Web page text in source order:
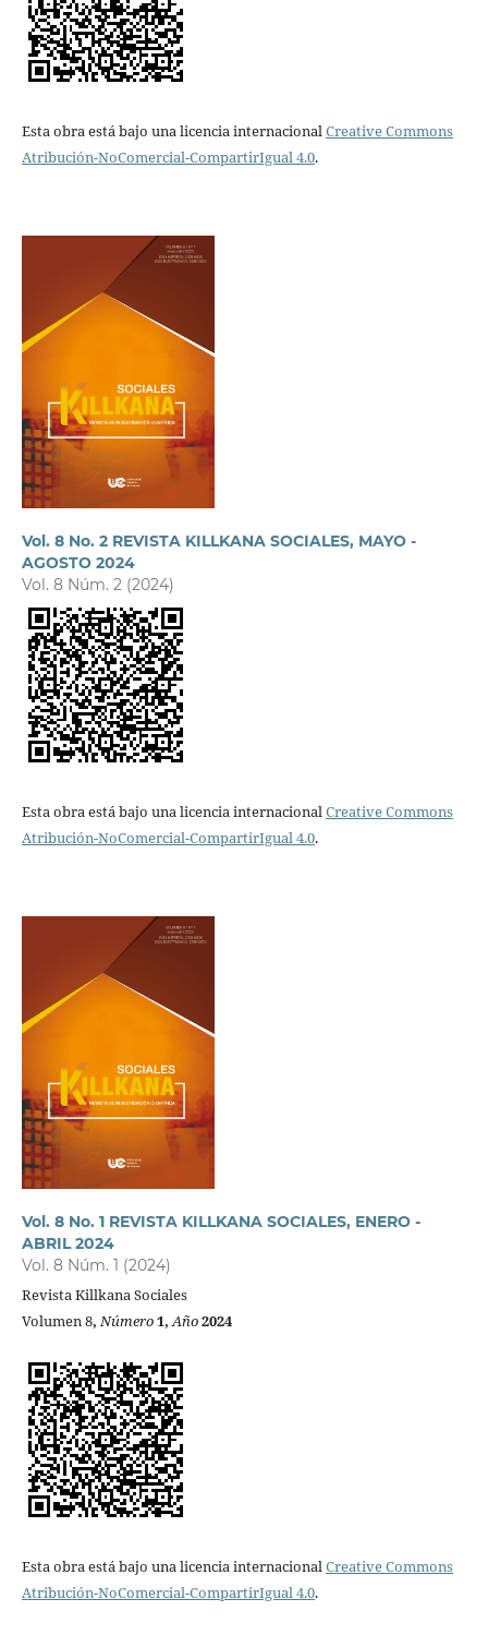
Esta obra está bajo una licencia internacionalCreative Commons
Atribución-NoComercial-CompartirIgual 4.0.
Vol. 8 No. 2 REVISTA KILLKANA SOCIALES, MAYO -
AGOSTO 2024
Vol. 8 Núm. 2 (2024)
Esta obra está bajo una licencia internacionalCreative Commons
Atribución-NoComercial-CompartirIgual 4.0.
Vol. 8 No. 1 REVISTA KILLKANA SOCIALES, ENERO -
ABRIL 2024
Vol. 8 Núm. 1 (2024)
Revista Killkana Sociales
Volumen 8,Número1,Año2024
Esta obra está bajo una licencia internacionalCreative Commons
Atribución-NoComercial-CompartirIgual 4.0.